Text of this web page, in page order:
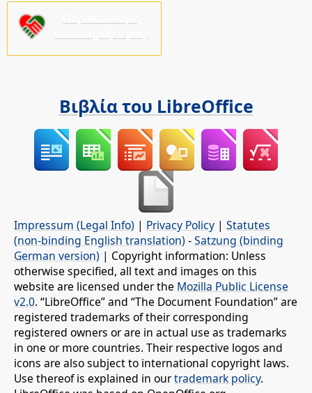
Βιβλία του LibreOffice
Impressum (Legal Info) | Privacy Policy | Statutes
(non-binding English translation) -Satzung (binding
German version) | Copyright information: Unless
otherwise specified, all text and images on this
website are licensed under the Mozilla Public License
v2.0. “LibreOffice” and “The Document Foundation” are
registered trademarks of their corresponding
registered owners or are in actual use as trademarks
in one or more countries. Their respective logos and
icons are also subject to international copyright laws.
Use thereof is explained in ourtrademark policy.